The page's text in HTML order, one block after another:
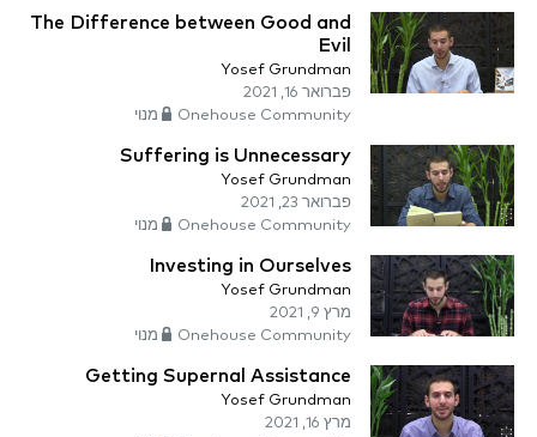
The Difference between Good and
Evil
Yosef Grundman
פברואר 16, 2021
Onehouse Community מנוי
Suffering is Unnecessary
Yosef Grundman
פברואר 23, 2021
Onehouse Community מנוי
Investing in Ourselves
Yosef Grundman
מרץ 9, 2021
Onehouse Community מנוי
Getting Supernal Assistance
Yosef Grundman
מרץ 16, 2021